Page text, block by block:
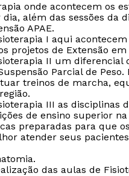
onde acontecem os
além das sessões da
APAE.
I aqui
projetos de Extensão
II um diferencial
Parcial de
treinos de marcha,
III as disciplinas
de ensino superior
preparadas para que
atender seus
das aulas de